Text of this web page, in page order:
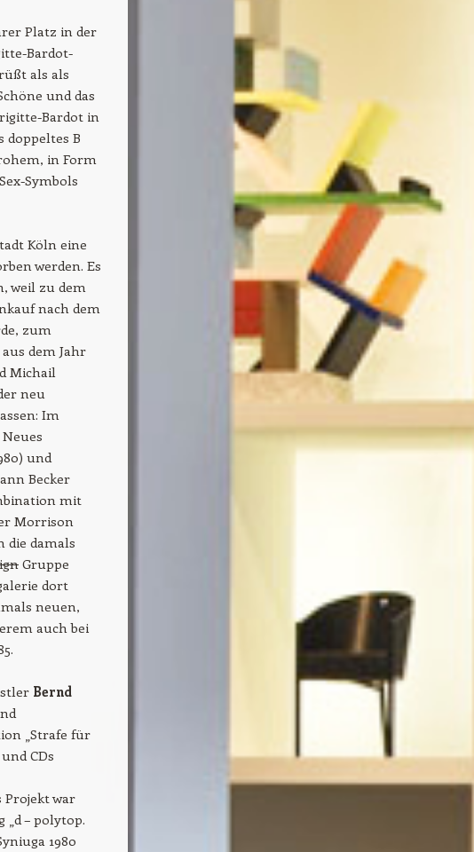
Platz in der
Bardot-
als als
und das
Bardot in
doppeltes B
in Form
Symbols
Köln eine
werden. Es
weil zu dem
nach dem
zum
dem Jahr
Michail
neu
Im
und
Becker
mit
Morrison
die damals
Gruppe
dort
neuen,
auch bei
Bernd
„Strafe für
CDs
war
„d – polytop.
1980